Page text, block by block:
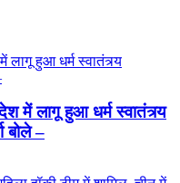
में लागू हुआ धर्म स्वातंत्र्य
बोले –